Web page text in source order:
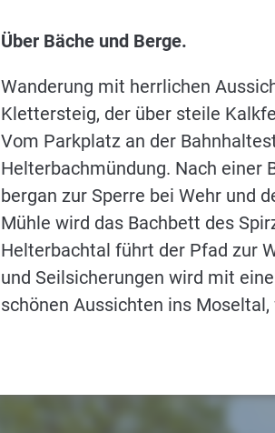
Über Bäche und Berge.
Wanderung mit herrlichen
Klettersteig, der über steile
Vom Parkplatz an der
Helterbachmündung. Nach einer
bergan zur Sperre bei Wehr und
Mühle wird das Bachbett des
Helterbachtal führt der Pfad zur
und Seilsicherungen wird mit
schönen Aussichten ins